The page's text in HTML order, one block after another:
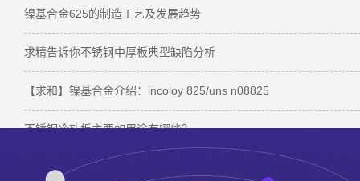
镍基合金625的制造工艺及发展趋势
求精告诉你不锈钢中厚板典型缺陷分析
【求和】镍基合金介绍：incoloy 825/uns n08825
不锈钢冷轧板主要的用途有哪些？
304不锈钢管会生锈是什么原因造成的！